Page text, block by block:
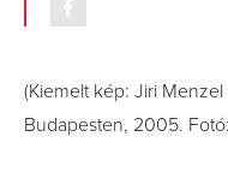
(Kiemelt kép: Jiri
Budapesten, 2005.